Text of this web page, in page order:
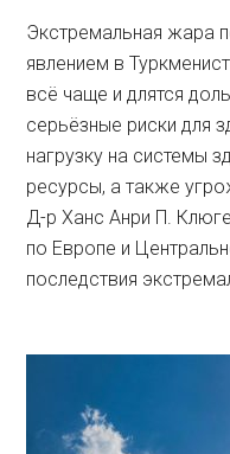
Экстремальная жара
явлением в
всё чаще и длятся
серьёзные риски для
нагрузку на системы
ресурсы, а также
Д-р Ханс Анри П.
по Европе и
последствия